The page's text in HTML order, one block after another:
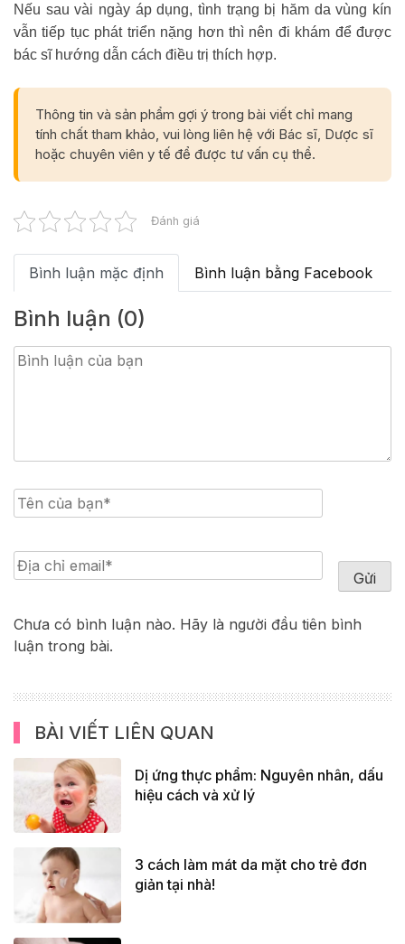
Nếu sau vài ngày áp dụng, tình trạng bị hăm da vùng kín
vẫn tiếp tục phát triển nặng hơn thì nên đi khám để được
bác sĩ hướng dẫn cách điều trị thích hợp.
Thông tin và sản phẩm gợi ý trong bài viết chỉ mang
tính chất tham khảo, vui lòng liên hệ với Bác sĩ, Dược sĩ
hoặc chuyên viên y tế để được tư vấn cụ thể.
Đánh giá
Bình luận mặc định Bình luận bằng Facebook
Bình luận (0)
Chưa có bình luận nào. Hãy là người đầu tiên bình
luận trong bài.
BÀI VIẾT LIÊN QUAN
Dị ứng thực phẩm: Nguyên nhân, dấu
hiệu cách và xử lý
3 cách làm mát da mặt cho trẻ đơn
giản tại nhà!